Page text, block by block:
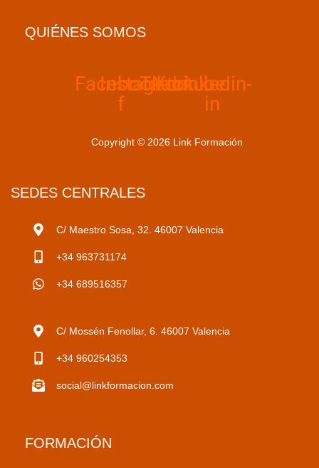
QUIÉNES SOMOS
Facebook-
f
Instagram
Tiktok
Youtube
Linkedin-
in
Copyright © 2026 Link Formación
SEDES CENTRALES
C/ Maestro Sosa, 32. 46007 Valencia
+34 963731174
+34 689516357
C/ Mossén Fenollar, 6. 46007 Valencia
+34 960254353
social@linkformacion.com
FORMACIÓN